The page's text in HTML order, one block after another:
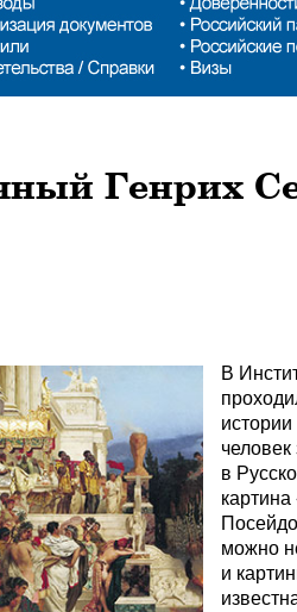
Генрих
В
в
можно
и